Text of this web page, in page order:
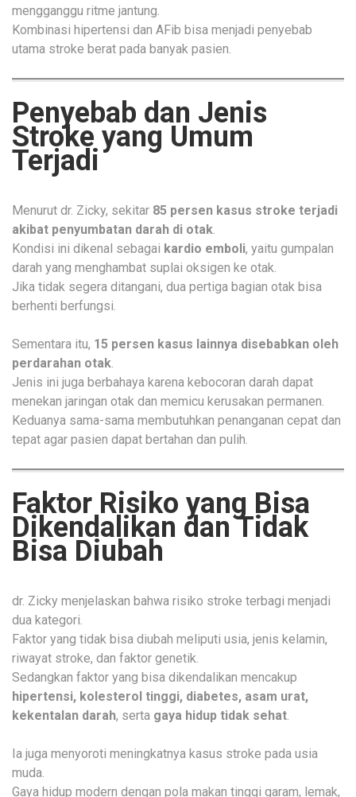
mengganggu ritme jantung.
Kombinasi hipertensi dan AFib bisa menjadi penyebab
utama stroke berat pada banyak pasien.
Penyebab dan Jenis
Stroke yang Umum
Terjadi
Menurut dr. Zicky, sekitar 85 persen kasus stroke terjadi
akibat penyumbatan darah di otak.
Kondisi ini dikenal sebagai kardio emboli, yaitu gumpalan
darah yang menghambat suplai oksigen ke otak.
Jika tidak segera ditangani, dua pertiga bagian otak bisa
berhenti berfungsi.
Sementara itu, 15 persen kasus lainnya disebabkan oleh
perdarahan otak.
Jenis ini juga berbahaya karena kebocoran darah dapat
menekan jaringan otak dan memicu kerusakan permanen.
Keduanya sama-sama membutuhkan penanganan cepat dan
tepat agar pasien dapat bertahan dan pulih.
Faktor Risiko yang Bisa
Dikendalikan dan Tidak
Bisa Diubah
dr. Zicky menjelaskan bahwa risiko stroke terbagi menjadi
dua kategori.
Faktor yang tidak bisa diubah meliputi usia, jenis kelamin,
riwayat stroke, dan faktor genetik.
Sedangkan faktor yang bisa dikendalikan mencakup
hipertensi, kolesterol tinggi, diabetes, asam urat,
kekentalan darah, serta gaya hidup tidak sehat.
Ia juga menyoroti meningkatnya kasus stroke pada usia
muda.
Gaya hidup modern dengan pola makan tinggi garam, lemak,